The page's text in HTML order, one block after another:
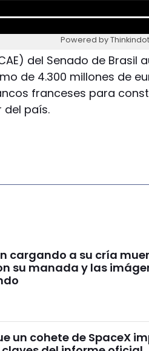
Powered by
del Senado de Brasil
de 4.300 millones de
franceses para
del país.
cargando a su cría
su manada y las
un cohete de SpaceX